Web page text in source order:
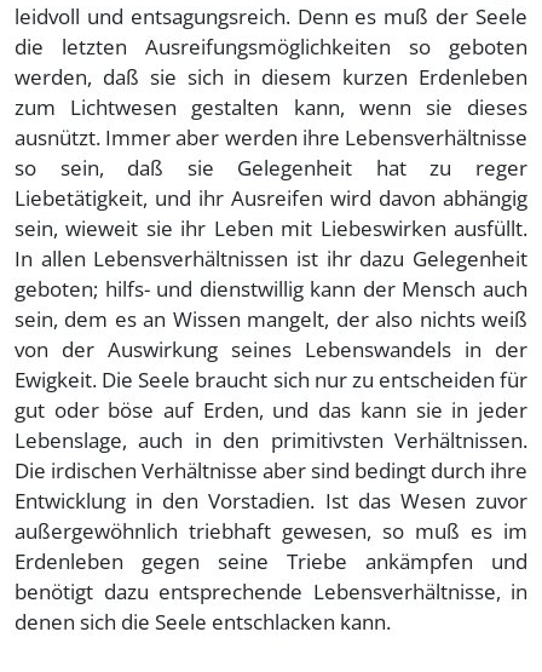
leidvoll und entsagungsreich. Denn es muß der Seele
die letzten Ausreifungsmöglichkeiten so geboten
werden, daß sie sich in diesem kurzen Erdenleben
zum Lichtwesen gestalten kann, wenn sie dieses
ausnützt. Immer aber werden ihre Lebensverhältnisse
so sein, daß sie Gelegenheit hat zu reger
Liebetätigkeit, und ihr Ausreifen wird davon abhängig
sein, wieweit sie ihr Leben mit Liebeswirken ausfüllt.
In allen Lebensverhältnissen ist ihr dazu Gelegenheit
geboten; hilfs- und dienstwillig kann der Mensch auch
sein, dem es an Wissen mangelt, der also nichts weiß
von der Auswirkung seines Lebenswandels in der
Ewigkeit. Die Seele braucht sich nur zu entscheiden für
gut oder böse auf Erden, und das kann sie in jeder
Lebenslage, auch in den primitivsten Verhältnissen.
Die irdischen Verhältnisse aber sind bedingt durch ihre
Entwicklung in den Vorstadien. Ist das Wesen zuvor
außergewöhnlich triebhaft gewesen, so muß es im
Erdenleben gegen seine Triebe ankämpfen und
benötigt dazu entsprechende Lebensverhältnisse, in
denen sich die Seele entschlacken kann.